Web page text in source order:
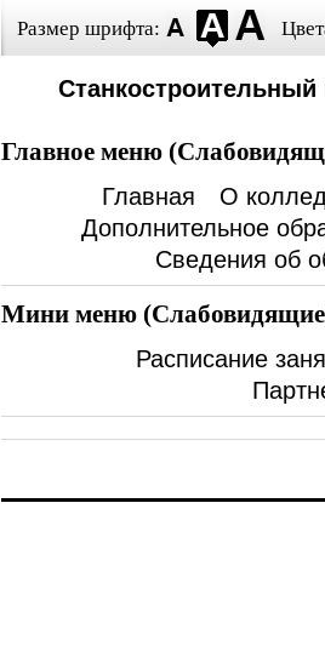
Размер шрифта:
Главное меню
Главная О
Дополнительное
Сведения об
Мини меню
Расписание